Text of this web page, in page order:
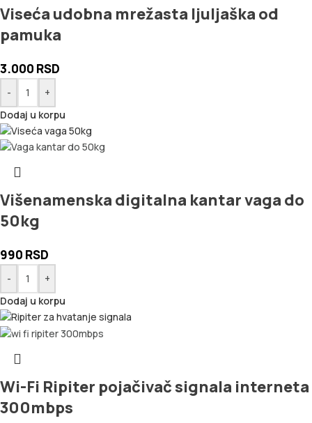
Viseća udobna mrežasta ljuljaška od
pamuka
3.000 RSD
-
+
Dodaj u korpu
Višenamenska digitalna kantar vaga do
50kg
990 RSD
-
+
Dodaj u korpu
Wi-Fi Ripiter pojačivač signala interneta
300mbps